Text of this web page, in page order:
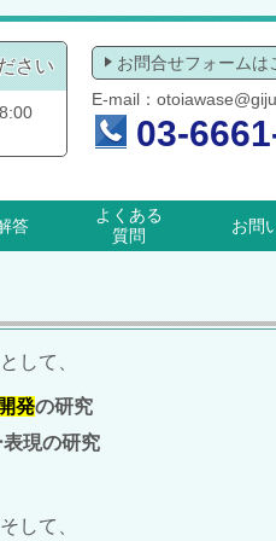
さい
お問合せフォームは
E-mail：
03-
答
よくある
質問
お問
して、
発の研究
現の研究
して、